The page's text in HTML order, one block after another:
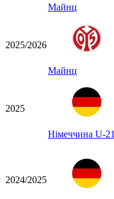
Майнц
2025/2026
Майнц
2025
Німеччина U-21
2024/2025